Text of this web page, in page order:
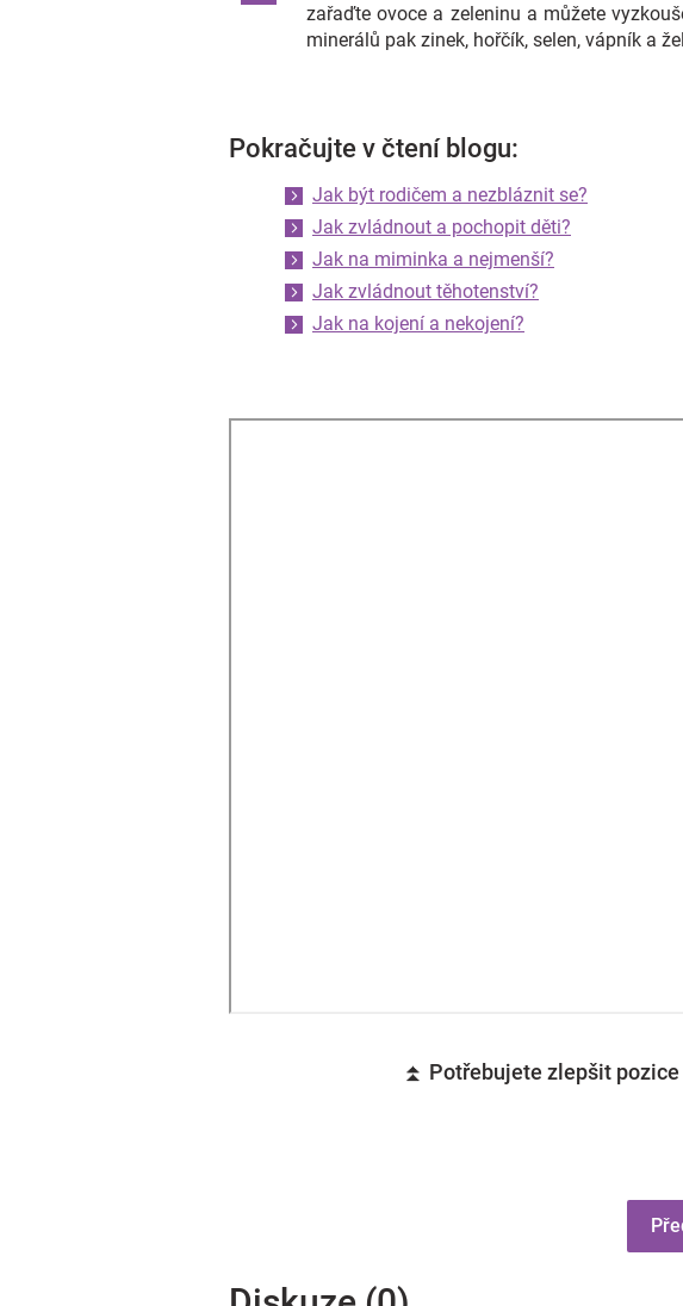
zařaďte ovoce a zeleninu a můžete
minerálů pak zinek, hořčík, selen, vápník a
Pokračujte v čtení blogu:
Jak být rodičem a nezbláznit se?
Jak zvládnout a pochopit děti?
Jak na miminka a nejmenší?
Jak zvládnout těhotenství?
Jak na kojení a nekojení?
⏫ Potřebujete zlepšit pozice